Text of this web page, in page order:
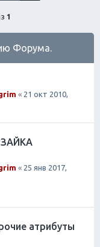
1
Форума.
« 21 окт 2010,
« 25 янв 2017,
атрибуты